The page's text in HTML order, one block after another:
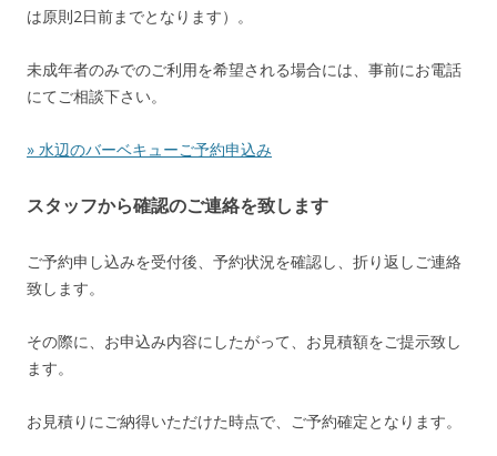
は原則2日前までとなります）。
未成年者のみでのご利用を希望される場合には、事前にお電話
にてご相談下さい。
» 水辺のバーベキューご予約申込み
スタッフから確認のご連絡を致します
ご予約申し込みを受付後、予約状況を確認し、折り返しご連絡
致します。
その際に、お申込み内容にしたがって、お見積額をご提示致し
ます。
お見積りにご納得いただけた時点で、ご予約確定となります。